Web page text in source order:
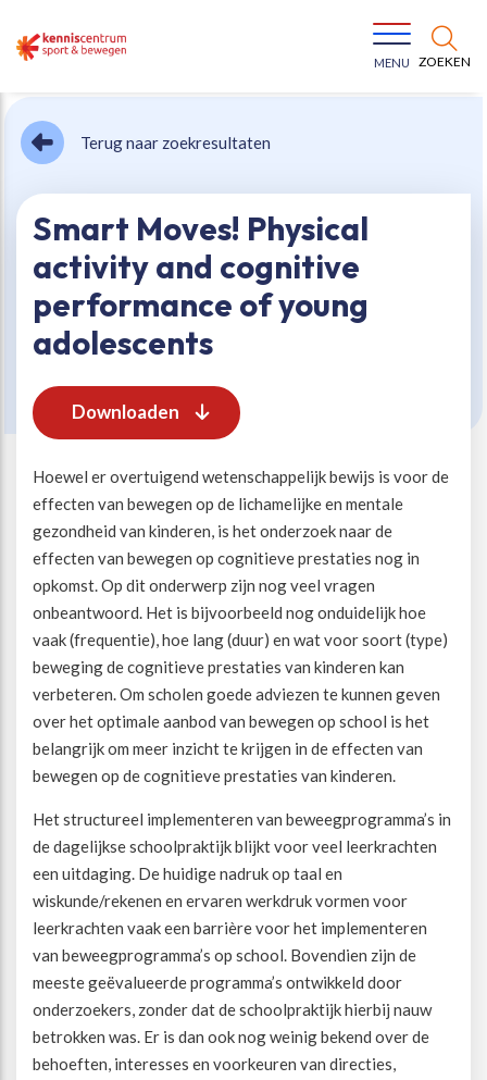
ZOEKEN
MENU
Terug naar zoekresultaten
Smart Moves! Physical
activity and cognitive
performance of young
adolescents
Downloaden
Hoewel er overtuigend wetenschappelijk bewijs is voor de
effecten van bewegen op de lichamelijke en mentale
gezondheid van kinderen, is het onderzoek naar de
effecten van bewegen op cognitieve prestaties nog in
opkomst. Op dit onderwerp zijn nog veel vragen
onbeantwoord. Het is bijvoorbeeld nog onduidelijk hoe
vaak (frequentie), hoe lang (duur) en wat voor soort (type)
beweging de cognitieve prestaties van kinderen kan
verbeteren. Om scholen goede adviezen te kunnen geven
over het optimale aanbod van bewegen op school is het
belangrijk om meer inzicht te krijgen in de effecten van
bewegen op de cognitieve prestaties van kinderen.
Het structureel implementeren van beweegprogramma’s in
de dagelijkse schoolpraktijk blijkt voor veel leerkrachten
een uitdaging. De huidige nadruk op taal en
wiskunde/rekenen en ervaren werkdruk vormen voor
leerkrachten vaak een barrière voor het implementeren
van beweegprogramma’s op school. Bovendien zijn de
meeste geëvalueerde programma’s ontwikkeld door
onderzoekers, zonder dat de schoolpraktijk hierbij nauw
betrokken was. Er is dan ook nog weinig bekend over de
behoeften, interesses en voorkeuren van directies,
Bewegen voor een gezonde leefstijl
Jeugd in beweging
Vitaal ouder worden
Maatschappelijke waarde
Beweegvriendelijke omgeving
Kansengelijkheid
Paralympische topsport
Esports, gaming en gamification
Alle thema’s
Onze missie
Onze werkwijze
Organisatie
Werken bij
Persvoorlichting en Public Affairs